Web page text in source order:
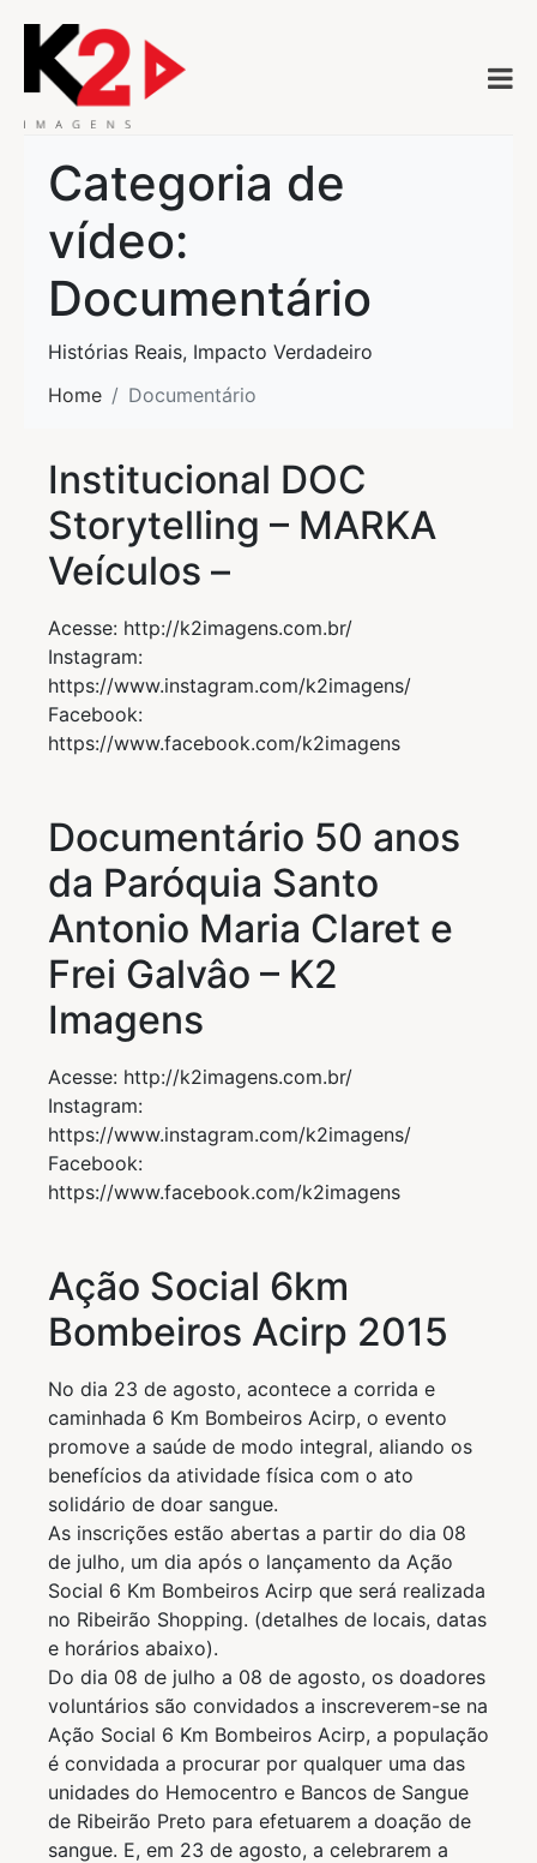
Categoria de
vídeo:
Documentário
Histórias Reais, Impacto Verdadeiro
Home
Documentário
Institucional DOC
Storytelling – MARKA
Veículos –
Acesse: http://k2imagens.com.br/
Instagram:
https://www.instagram.com/k2imagens/
Facebook:
https://www.facebook.com/k2imagens
Documentário 50 anos
da Paróquia Santo
Antonio Maria Claret e
Frei Galvâo – K2
Imagens
Acesse: http://k2imagens.com.br/
Instagram:
https://www.instagram.com/k2imagens/
Facebook:
https://www.facebook.com/k2imagens
Ação Social 6km
Bombeiros Acirp 2015
No dia 23 de agosto, acontece a corrida e
caminhada 6 Km Bombeiros Acirp, o evento
promove a saúde de modo integral, aliando os
benefícios da atividade física com o ato
solidário de doar sangue.
As inscrições estão abertas a partir do dia 08
de julho, um dia após o lançamento da Ação
Social 6 Km Bombeiros Acirp que será realizada
no Ribeirão Shopping. (detalhes de locais, datas
e horários abaixo).
Do dia 08 de julho a 08 de agosto, os doadores
voluntários são convidados a inscreverem-se na
Ação Social 6 Km Bombeiros Acirp, a população
é convidada a procurar por qualquer uma das
unidades do Hemocentro e Bancos de Sangue
de Ribeirão Preto para efetuarem a doação de
sangue. E, em 23 de agosto, a celebrarem a